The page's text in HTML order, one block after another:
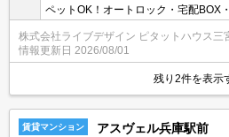
ペットOK！オートロック・宅配BOX
株式会社ライブデザイン ピタットハウス三
情報更新日 2026/08/01
残り2件を表示
賃貸マンション アスヴェル兵庫駅前